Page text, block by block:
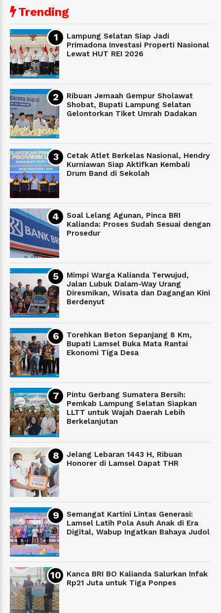
Trending
Lampung Selatan Siap Jadi
Primadona Investasi Properti Nasional
Lewat HUT REI 2026
Ribuan Jemaah Gempur Sholawat
Shobat, Bupati Lampung Selatan
Gelontorkan Tiket Umrah Dadakan
Cetak Atlet Berkelas Nasional, Hendry
Kurniawan Siap Aktifkan Kembali
Drum Band di Sekolah
Soal Lelang Agunan, Pinca BRI
Kalianda: Proses Sudah Sesuai dengan
Prosedur
Mimpi Warga Kalianda Terwujud,
Jalan Lubuk Dalam-Way Urang
Diresmikan, Wisata dan Dagangan Kini
Berdenyut
Torehkan Beton Sepanjang 8 Km,
Bupati Lamsel Buka Mata Rantai
Ekonomi Tiga Desa
Pintu Gerbang Sumatera Bersih:
Pemkab Lampung Selatan Siapkan
LLTT untuk Wajah Daerah Lebih
Berkelanjutan
Jelang Lebaran 1443 H, Ribuan
Honorer di Lamsel Dapat THR
Semangat Kartini Lintas Generasi:
Lamsel Latih Pola Asuh Anak di Era
Digital, Wabup Ingatkan Bahaya Judol
Kanca BRI BO Kalianda Salurkan Infak
Rp21 Juta untuk Tiga Ponpes